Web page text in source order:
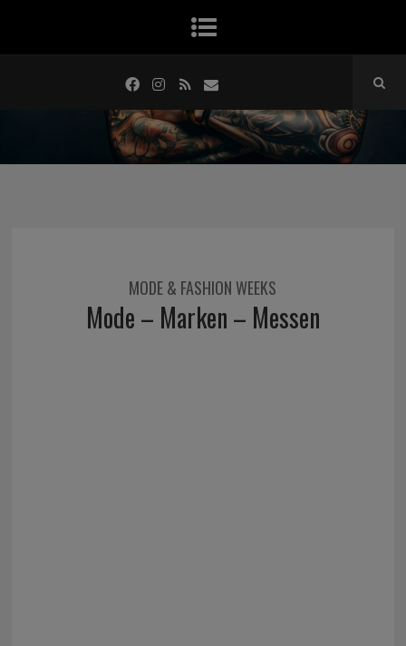
MODE & FASHION WEEKS
Mode – Marken – Messen